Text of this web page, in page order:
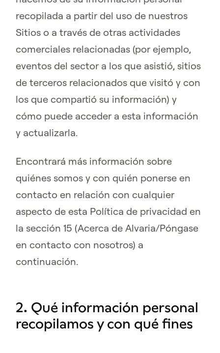
recopilada a partir del uso de nuestros
Sitios o a través de otras actividades
comerciales relacionadas (por ejemplo,
eventos del sector a los que asistió, sitios
de terceros relacionados que visitó y con
los que compartió su información) y
cómo puede acceder a esta información
y actualizarla.
Encontrará más información sobre
quiénes somos y con quién ponerse en
contacto en relación con cualquier
aspecto de esta Política de privacidad en
la sección 15 (Acerca de Alvaria/Póngase
en contacto con nosotros) a
continuación.
2. Qué información personal
recopilamos y con qué fines